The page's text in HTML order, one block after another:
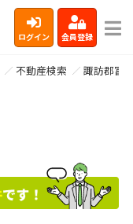
ログイン 会員登録
不動産検索 諏訪郡富